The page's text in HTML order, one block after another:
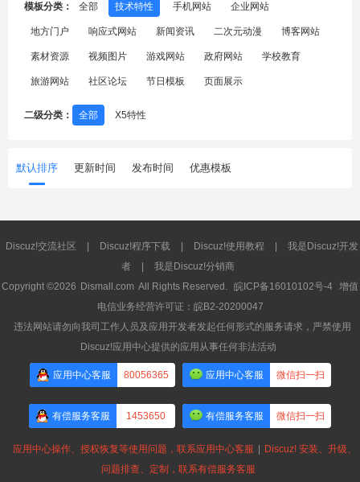
模板分类： 全部 技术特性 手机网站 企业网站
地方门户 响应式网站 新闻资讯 二次元动漫 博客网站
素材资源 视频图片 游戏网站 政府网站 学校教育
旅游网站 社区论坛 节日模板 页面展示
二级分类： 全部 X5特性
默认排序 更新时间 发布时间 优惠模板
Discuz!交流社区 Discuz!程序下载 Discuz!使用教程
我是Discuz!开发
者
我是Discuz!分销商
Copyright ©2026 Dismall.com All Rights Reserved. 皖ICP备16010102号-4 增值
电信业务经营许可证：皖B2-20200047
违法网站请勿向我司工作人员及应用开发者发起任何形式的服务请求，严禁使用
Discuz!应用中心提供的应用从事任何非法活动
应用中心客服 80056365 应用中心客服 微信扫一扫
有偿服务客服 1453650 有偿服务客服 微信扫一扫
应用中心操作、授权恢复等使用问题，联系应用中心客服
Discuz! 安装、升级、
问题排查、定制，联系有偿服务客服